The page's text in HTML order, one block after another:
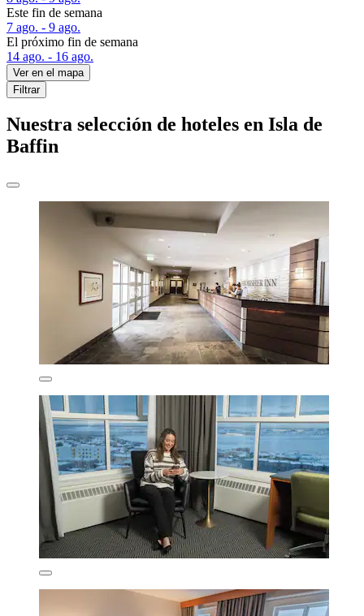
Este fin de semana
7 ago. - 9 ago.
El próximo fin de semana
14 ago. - 16 ago.
Ver en el mapa
Filtrar
Nuestra selección de hoteles en Isla de
Baffin